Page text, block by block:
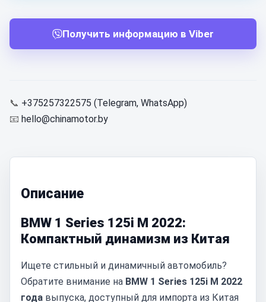
Получить информацию в Viber
📞 +375257322575 (Telegram, WhatsApp)
📧 hello@chinamotor.by
Описание
BMW 1 Series 125i M 2022:
Компактный динамизм из Китая
Ищете стильный и динамичный автомобиль?
Обратите внимание на BMW 1 Series 125i M 2022
года выпуска, доступный для импорта из Китая